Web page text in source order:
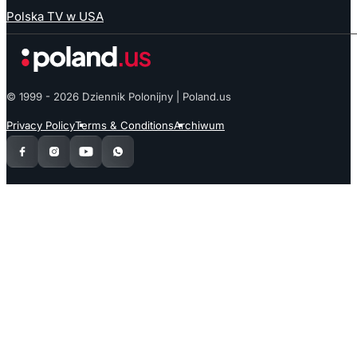
Polska TV w USA
© 1999 - 2026 Dziennik Polonijny | Poland.us
Privacy PolicyTerms & ConditionsArchiwum